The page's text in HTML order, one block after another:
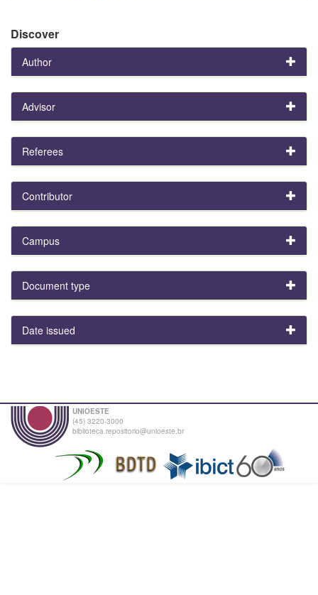
Discover
Author
Advisor
Referees
Contributor
Campus
Document type
Date issued
UNIOESTE
(45) 3220-3000
biblioteca.repositorio@unioeste.br